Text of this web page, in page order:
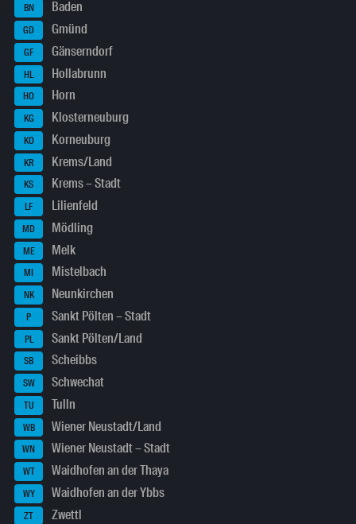
BN Baden
GD Gmünd
GF Gänserndorf
HL Hollabrunn
HO Horn
KG Klosterneuburg
KO Korneuburg
KR Krems/Land
KS Krems – Stadt
LF Lilienfeld
MD Mödling
ME Melk
MI Mistelbach
NK Neunkirchen
P Sankt Pölten – Stadt
PL Sankt Pölten/Land
SB Scheibbs
SW Schwechat
TU Tulln
WB Wiener Neustadt/Land
WN Wiener Neustadt – Stadt
WT Waidhofen an der Thaya
WY Waidhofen an der Ybbs
ZT Zwettl